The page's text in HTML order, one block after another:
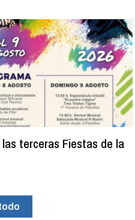
terceras Fiestas de la